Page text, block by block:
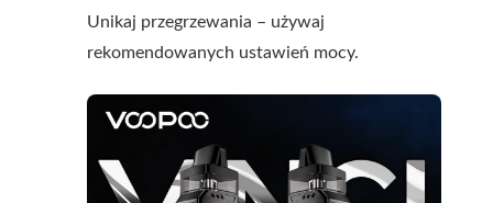
Unikaj przegrzewania – używaj
rekomendowanych ustawień mocy.